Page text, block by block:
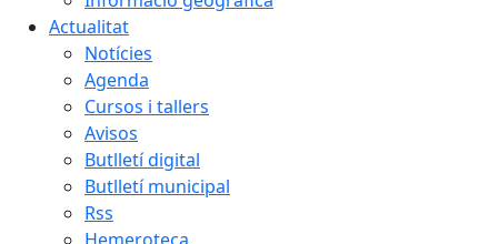
Actualitat
Notícies
Agenda
Cursos i tallers
Avisos
Butlletí digital
Butlletí municipal
Rss